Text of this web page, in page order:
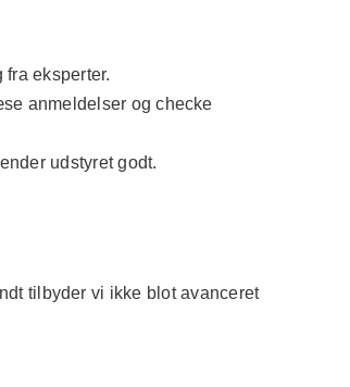
eksperter.
anmeldelser og checke
udstyret godt.
tilbyder vi ikke blot avanceret